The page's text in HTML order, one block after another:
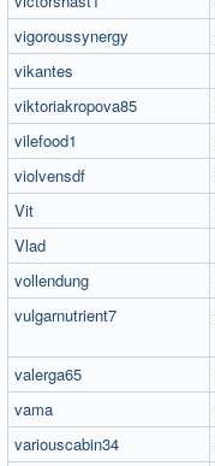
vigoroussynergy
vikantes
viktoriakropova85
vilefood1
violvensdf
Vit
Vlad
vollendung
vulgarnutrient7
valerga65
vama
variouscabin34